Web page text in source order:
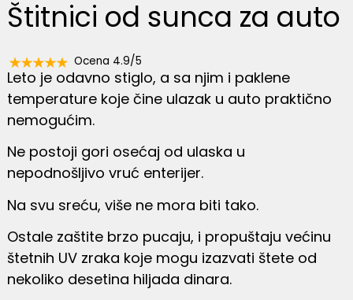
Štitnici od sunca za auto
Ocena 4.9/5
Leto je odavno stiglo, a sa njim i paklene
temperature koje čine ulazak u auto praktično
nemogućim.
Ne postoji gori osećaj od ulaska u
nepodnošljivo vruć enterijer.
Na svu sreću, više ne mora biti tako.
Ostale zaštite brzo pucaju, i propuštaju većinu
štetnih UV zraka koje mogu izazvati štete od
nekoliko desetina hiljada dinara.